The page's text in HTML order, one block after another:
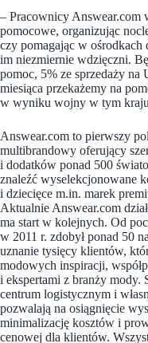
– Pracownicy Answear.com
pomocowe, organizując
czy pomagając w ośrodkach
im niezmiernie wdzięczni.
pomoc, 5% ze sprzedaży
miesiąca przekażemy na
w wyniku wojny w tym
Answear.com to pierwszy
multibrandowy oferujący
i dodatków ponad 500
znaleźć wyselekcjonowane
i dziecięce m.in. marek
Aktualnie Answear.com
ma start w kolejnych. Od
w 2011 r. zdobył ponad 50
uznanie tysięcy klientów,
modowych inspiracji,
i ekspertami z branży mody.
centrum logistycznym i
pozwalają na osiągnięcie
minimalizację kosztów i
cenowej dla klientów.